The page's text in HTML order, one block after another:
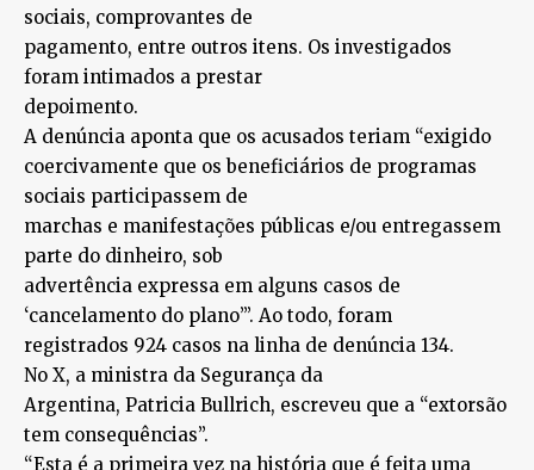
sociais, comprovantes de
pagamento, entre outros itens. Os investigados
foram intimados a prestar
depoimento.
A denúncia aponta que os acusados ​​teriam “exigido
coercivamente que os beneficiários de programas
sociais participassem de
marchas e manifestações públicas e/ou entregassem
parte do dinheiro, sob
advertência expressa em alguns casos de
‘cancelamento do plano’”. Ao todo, foram
registrados 924 casos na linha de denúncia 134.
No X, a ministra da Segurança da
Argentina, Patricia Bullrich, escreveu que a “extorsão
tem consequências”.
“Esta é a primeira vez na história que é feita uma